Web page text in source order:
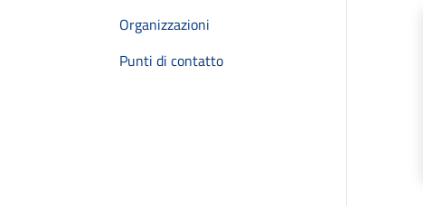
Organizzazioni
Punti di contatto